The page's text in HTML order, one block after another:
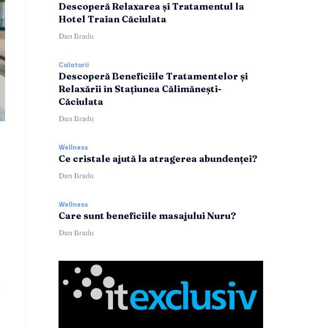
Descoperă Relaxarea și Tratamentul la
Hotel Traian Căciulata
Dan Bradu
Calatorii
Descoperă Beneficiile Tratamentelor și
Relaxării în Stațiunea Călimănești-
Căciulata
Dan Bradu
Wellness
Ce cristale ajută la atragerea abundenței?
Dan Bradu
Wellness
Care sunt beneficiile masajului Nuru?
Dan Bradu